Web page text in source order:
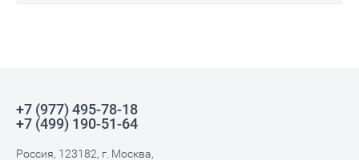
+7 (977) 495-78-18
+7 (499) 190-51-64
Россия, 123182, г. Москва,